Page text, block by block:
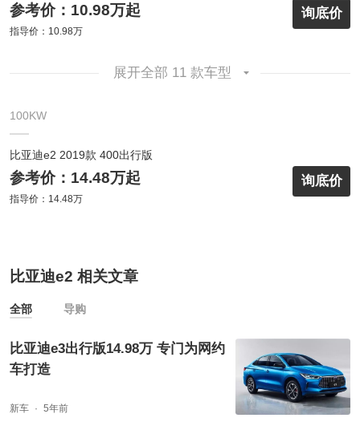
参考价：10.98万起
指导价：10.98万
询底价
展开全部 11 款车型
100KW
比亚迪e2 2019款 400出行版
参考价：14.48万起
指导价：14.48万
询底价
比亚迪e2 相关文章
全部 导购
比亚迪e3出行版14.98万 专门为网约
车打造
新车 5年前